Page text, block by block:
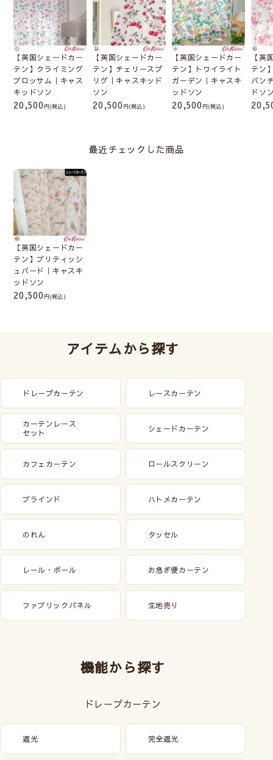
【英国シェードカー
テン】クライミング
ブロッサム｜キャス
キッドソン
20,500 (税込)
【英国シェードカー
テン】チェリースプ
リグ｜キャスキッド
ソン
20,500 (税込)
【英国シェードカー
テン】トワイライト
ガーデン｜キャスキ
ッドソン
20,500 (税込)
【英
テン
バン
ドソ
最近チェックした商品
【英国シェードカー
テン】ブリティッシ
ュバード｜キャスキ
ッドソン
20,500 (税込)
アイテムから探す
ドレープカーテン レースカーテン
カーテンレース
セット
シェードカーテン
カフェカーテン ロールスクリーン
ブラインド ハトメカーテン
のれん タッセル
レール・ポール お急ぎ便カーテン
ファブリックパネル 生地売り
機能から探す
ドレープカーテン
遮光 完全遮光